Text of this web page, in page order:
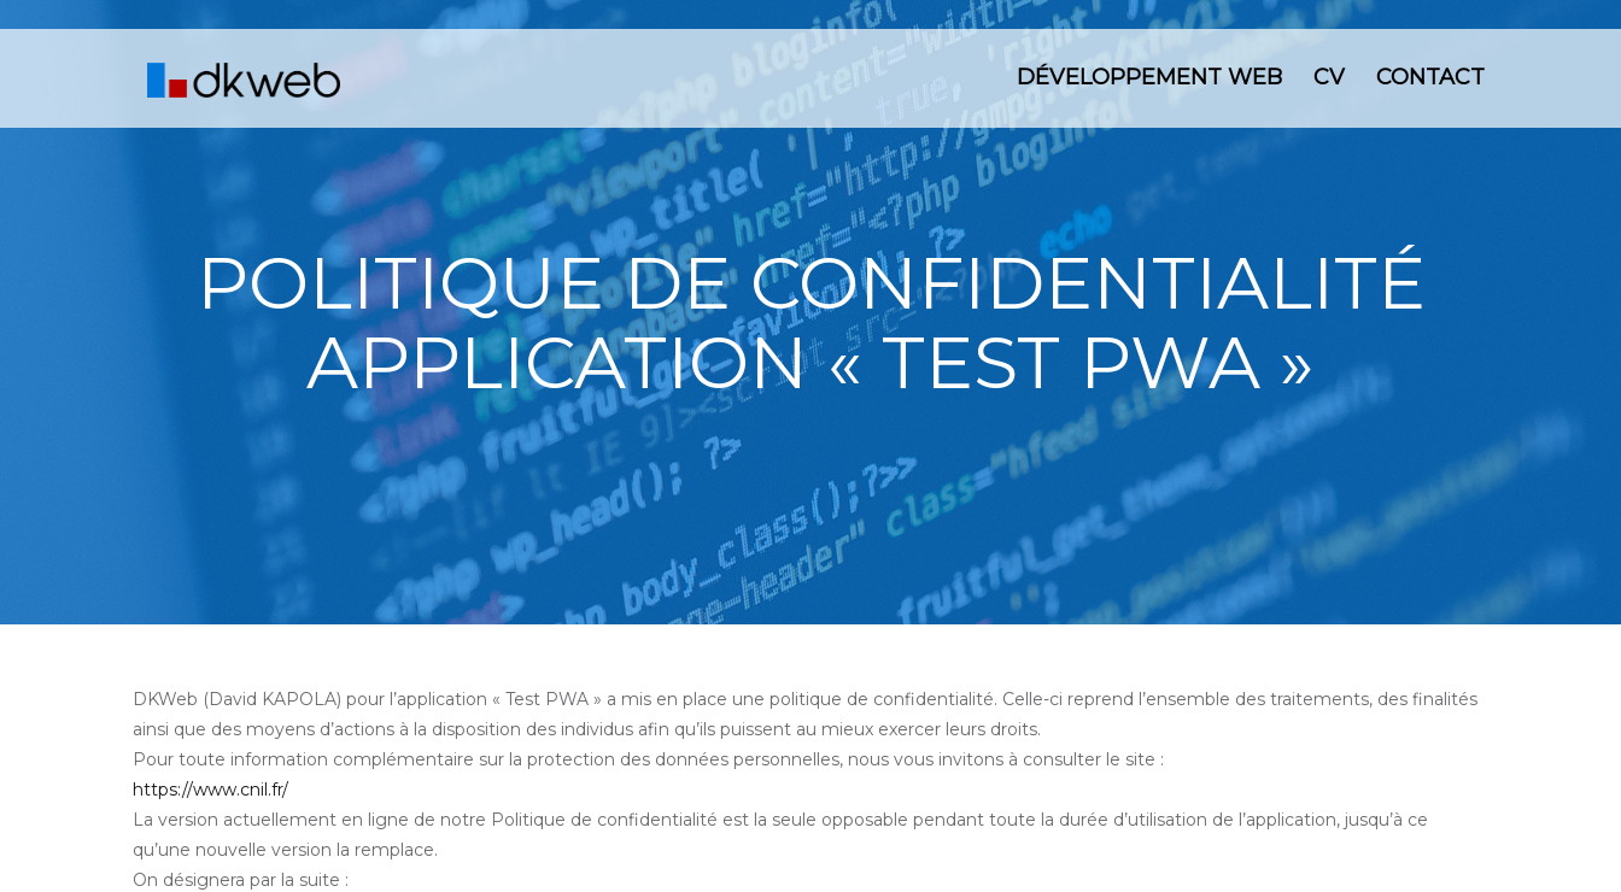
DÉVELOPPEMENT WEB CV CONTACT
POLITIQUE DE CONFIDENTIALITÉ
APPLICATION « TEST PWA »
DKWeb (David KAPOLA) pour l’application « Test PWA » a mis en place une politique de confidentialité. Celle-ci reprend l’ensemble des traitements, des finalités
ainsi que des moyens d’actions à la disposition des individus afin qu’ils puissent au mieux exercer leurs droits.
Pour toute information complémentaire sur la protection des données personnelles, nous vous invitons à consulter le site :
https://www.cnil.fr/
La version actuellement en ligne de notre Politique de confidentialité est la seule opposable pendant toute la durée d’utilisation de l’application, jusqu’à ce
qu’une nouvelle version la remplace.
On désignera par la suite :